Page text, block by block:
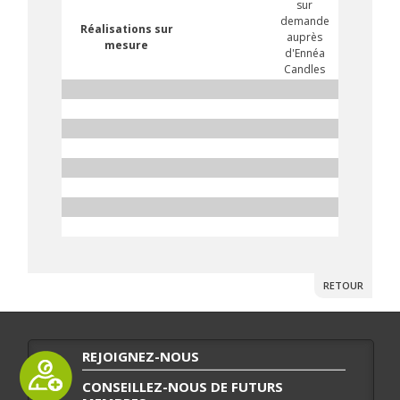
Réalisations sur
mesure
sur
demande
auprès
d'Ennéa
Candles
RETOUR
REJOIGNEZ-NOUS
CONSEILLEZ-NOUS DE FUTURS